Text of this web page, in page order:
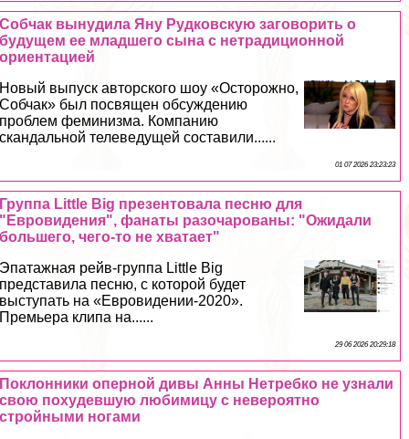
Собчак вынудила Яну Рудковскую заговорить о
будущем ее младшего сына с нетрадиционной
ориентацией
Новый выпуск авторского шоу «Осторожно,
Собчак» был посвящен обсуждению
проблем феминизма. Компанию
скандальной телеведущей составили......
01 07 2026 23:23:23
Группа Little Big презентовала песню для
"Евровидения", фанаты разочарованы: "Ожидали
большего, чего-то не хватает"
Эпатажная рейв-группа Little Big
представила песню, с которой будет
выступать на «Евровидении-2020».
Премьера клипа на......
29 06 2026 20:29:18
Поклонники оперной дивы Анны Нетребко не узнали
свою похудевшую любимицу с невероятно
стройными ногами